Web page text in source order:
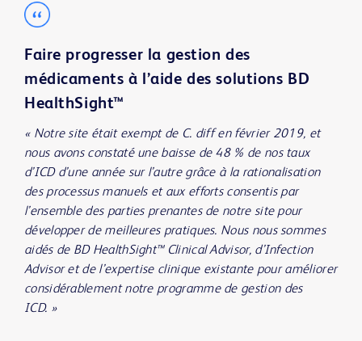
Faire progresser la gestion des
médicaments à l’aide des solutions BD
HealthSight™
« Notre site était exempt de C. diff en février 2019, et
nous avons constaté une baisse de 48 % de nos taux
d’ICD d’une année sur l’autre grâce à la rationalisation
des processus manuels et aux efforts consentis par
l’ensemble des parties prenantes de notre site pour
développer de meilleures pratiques. Nous nous sommes
aidés de BD HealthSight™ Clinical Advisor, d’Infection
Advisor et de l’expertise clinique existante pour améliorer
considérablement notre programme de gestion des
ICD. »